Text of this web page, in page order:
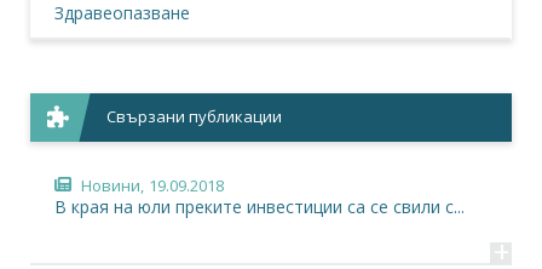
Здравеопазване
Свързани публикации
Новини, 19.09.2018
В края на юли преките инвестиции са се свили с...
+